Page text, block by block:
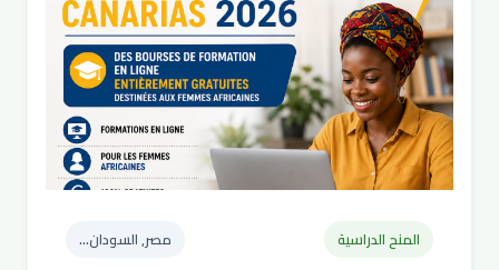
المنح الدراسية مصر, السودان...